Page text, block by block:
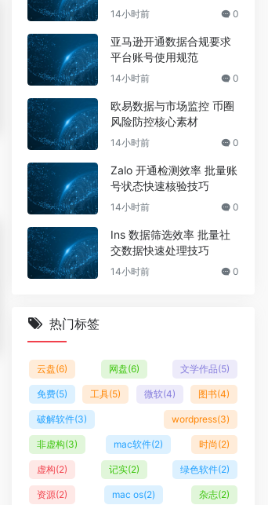
14小时前 0
亚马逊开通数据合规要求
平台账号使用规范
14小时前 0
欧易数据与市场监控 币圈
风险防控核心素材
14小时前 0
Zalo 开通检测效率 批量账
号状态快速核验技巧
14小时前 0
Ins 数据筛选效率 批量社
交数据快速处理技巧
14小时前 0
热门标签
云盘(6) 网盘(6) 文学作品(5)
免费(5) 工具(5) 微软(4) 图书(4)
破解软件(3) wordpress(3)
非虚构(3) mac软件(2) 时尚(2)
虚构(2) 记实(2) 绿色软件(2)
资源(2) mac os(2) 杂志(2)